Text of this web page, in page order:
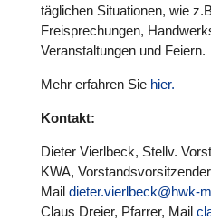
täg­li­chen Situa­tio­nen, wie
Frei­spre­chun­gen,
Ver­an­stal­tun­gen und Feiern.
Mehr erfahren Sie hier.
Kontakt:
Dieter Vier­l­beck, Stellv.
KWA,
Mail dieter.vierlbeck@hwk-
Claus Dreier, Pfarrer, Mail